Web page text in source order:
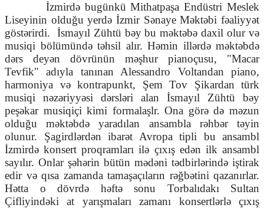
İzmirdə bugünkü Mithatpaşa Endüstri Meslek
Liseyinin olduğu yerdə İzmir Sənaye Məktəbi fəaliyyət
göstərirdi.
İsmayıl Zühtü bəy bu məktəbə daxil olur və
musiqi bölümündə təhsil alır. Həmin illərdə məktəbdə
dərs deyən dövrünün məşhur pianoçusu, "Macar
Tevfik" adıyla tanınan Alessandro Voltandan piano,
harmoniya və kontrapunkt, Şem Tov Şikardan türk
musiqi nəzəriyyəsi dərsləri alan İsmayıl Zühtü bəy
peşəkar musiqiçi kimi formalaşlr. Ona görə də məzun
olduğu məktəbdə yaradılan ansambla rəhbər təyin
olunur. Şagirdlərdən ibarət Avropa tipli bu ansambl
İzmirdə konsert proqramları ilə çıxış edən ilk ansambl
sayılır. Onlar şəhərin bütün mədəni tədbirlərində iştirak
edir və qısa zamanda tamaşaçıların rəğbətini qazanırlar.
Hətta o dövrdə həftə sonu Torbalıdakı Sultan
Çifliyindəki at yarışmaları zamanı konsertlərlə çıxış